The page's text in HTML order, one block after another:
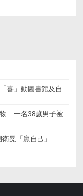
喜」動圖書館及自
︱一名38歲男子被
冕「贏自己」